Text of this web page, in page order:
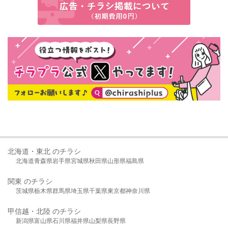
北海道・東北 のチラシ
北海道青森県岩手県宮城県秋田県山形県福島県
関東 のチラシ
茨城県栃木県群馬県埼玉県千葉県東京都神奈川県
甲信越・北陸 のチラシ
新潟県富山県石川県福井県山梨県長野県